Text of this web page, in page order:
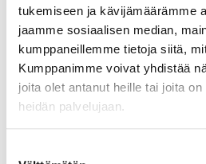
tukemiseen ja kävijämäärämme
jaamme sosiaalisen median,
kumppaneillemme tietoja siitä,
Kumppanimme voivat yhdistää
joita olet antanut heille tai joita
heidän palvelujaan.